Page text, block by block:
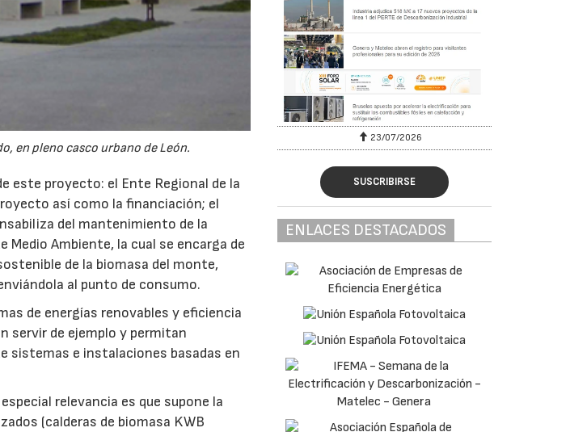
en pleno casco urbano de León.
este proyecto: el Ente Regional de la
así como la financiación; el
del mantenimiento de la
Ambiente, la cual se encarga de
de la biomasa del monte,
al punto de consumo.
de energías renovables y eficiencia
servir de ejemplo y permitan
sistemas e instalaciones basadas en
relevancia es que supone la
(calderas de biomasa KWB
23/07/2026
SUSCRIBIRSE
ENLACES DESTACADOS